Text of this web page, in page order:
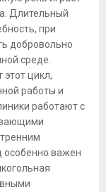
Длительный
при
добровольно
среде.
этот цикл,
работы и
работают с
особенно важен